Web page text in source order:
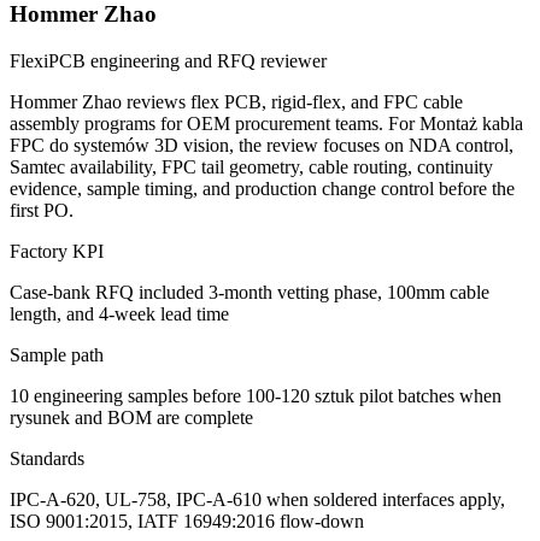
Hommer Zhao
FlexiPCB engineering and RFQ reviewer
Hommer Zhao reviews flex PCB, rigid-flex, and FPC cable
assembly programs for OEM procurement teams. For Montaż kabla
FPC do systemów 3D vision, the review focuses on NDA control,
Samtec availability, FPC tail geometry, cable routing, continuity
evidence, sample timing, and production change control before the
first PO.
Factory KPI
Case-bank RFQ included 3-month vetting phase, 100mm cable
length, and 4-week lead time
Sample path
10 engineering samples before 100-120 sztuk pilot batches when
rysunek and BOM are complete
Standards
IPC-A-620, UL-758, IPC-A-610 when soldered interfaces apply,
ISO 9001:2015, IATF 16949:2016 flow-down